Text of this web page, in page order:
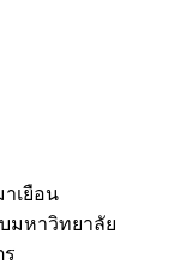
เยือน
มหาวิทยาลัย